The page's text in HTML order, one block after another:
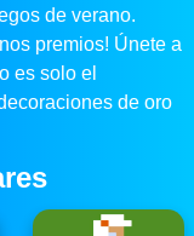
de verano.
premios! Únete a
es solo el
de oro